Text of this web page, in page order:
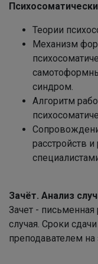
Теории
Механизм
синдром.
Алгоритм
расстройств
Зачёт. Анализ
Зачет - письменная
случая. Сроки
преподавателем на